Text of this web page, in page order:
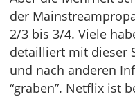
der
2/3 bis 3/4. Viele
detailliert mit dieser
und nach anderen
“graben”. Netflix ist